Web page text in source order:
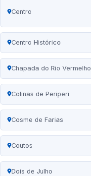
Centro
Centro Histórico
Chapada do Rio Vermelho
Colinas de Periperi
Cosme de Farias
Coutos
Dois de Julho